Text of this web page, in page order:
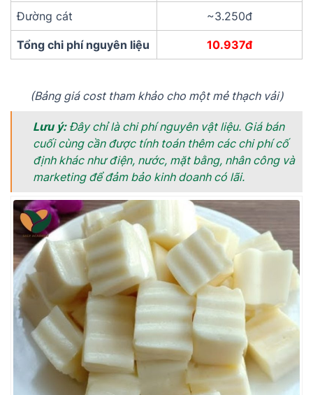
Đường cát ~3.250đ
Tổng chi phí nguyên liệu 10.937đ
(Bảng giá cost tham khảo cho một mẻ thạch vải)
Lưu ý:Đây chỉ là chi phí nguyên vật liệu. Giá bán
cuối cùng cần được tính toán thêm các chi phí cố
định khác như điện, nước, mặt bằng, nhân công và
marketing để đảm bảo kinh doanh có lãi.